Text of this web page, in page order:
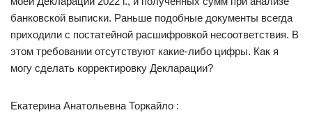
банковской выписки. Раньше подобные документы всегда
приходили с постатейной расшифровкой несоответствия. В
этом требовании отсутствуют какие-либо цифры. Как я
могу сделать корректировку Декларации?
Екатерина Анатольевна Торкайло :